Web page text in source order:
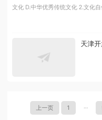
文化 D.中华优秀传统文化 2.文化自
天津
上一页 1 ···